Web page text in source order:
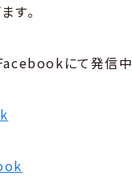
す。
にて発信中